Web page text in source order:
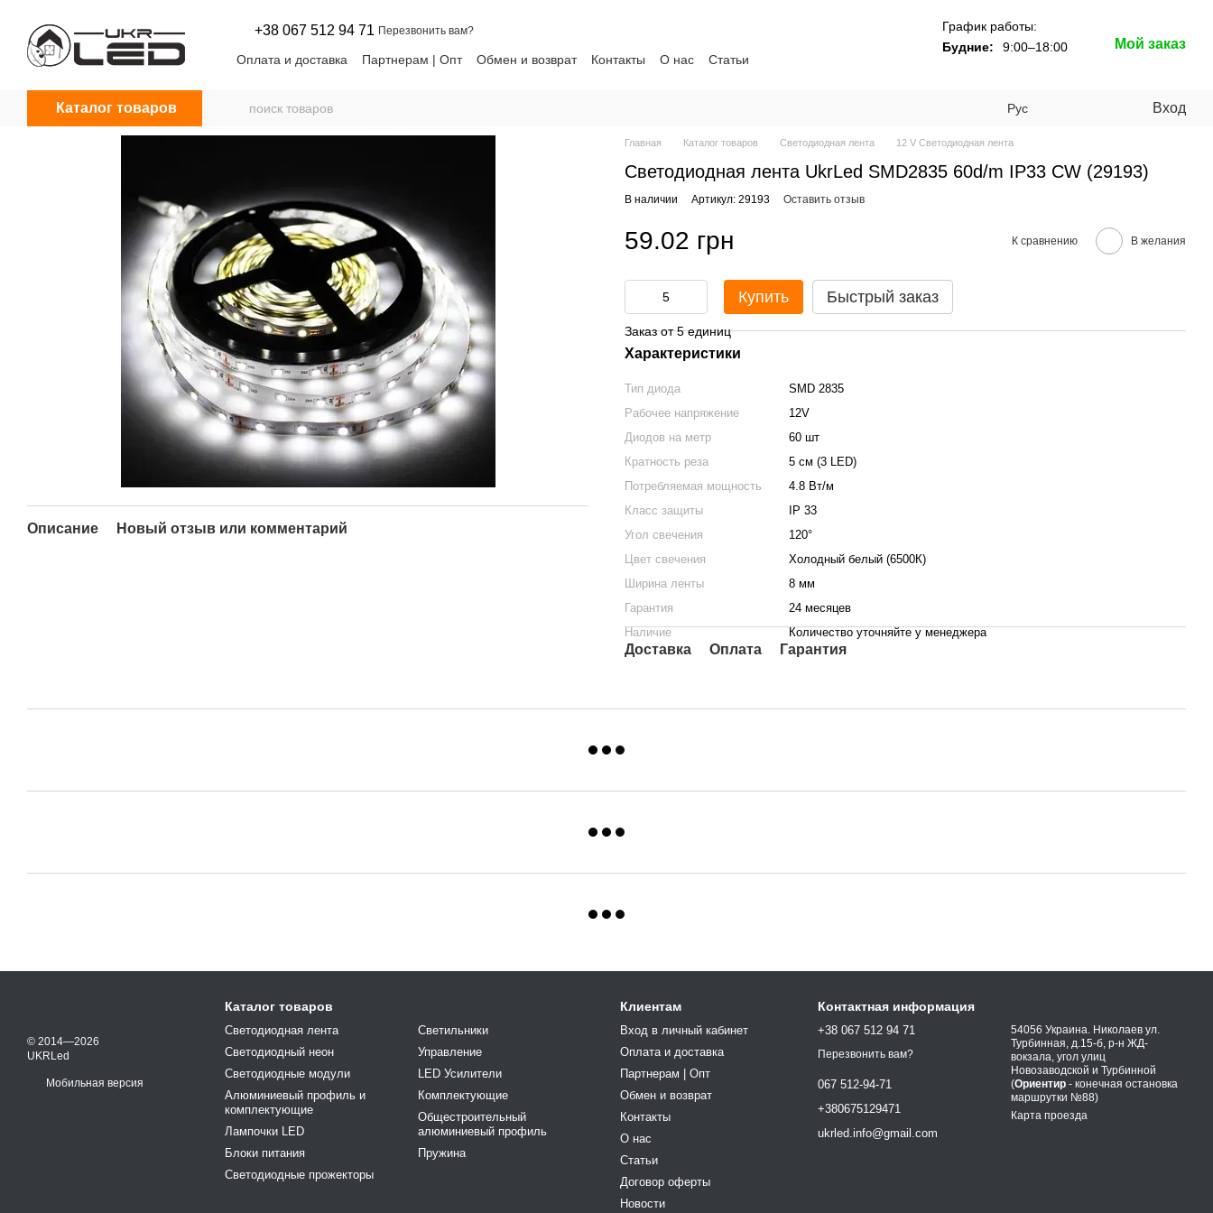
+38 067 512 94 71 Перезвонить вам?
Оплата и доставка Партнерам | Опт Обмен и возврат Контакты О нас
Статьи
График работы:
Будние:
9:00–18:00 Мой заказ
Каталог товаров Рус Вход
Описание Новый отзыв или комментарий
Главная Каталог товаров Светодиодная лента 12 V Светодиодная лента
Светодиодная лента UkrLed SMD2835 60d/m IP33 CW (29193)
В наличии Артикул: 29193 Оставить отзыв
59.02 грн К сравнению В желания
Купить Быстрый заказ
Заказ от 5 единиц
Характеристики
Тип диода
SMD 2835
Рабочее напряжение
12V
Диодов на метр
60 шт
Кратность реза
5 см (3 LED)
Потребляемая мощность
4.8 Вт/м
Класс защиты
IP 33
Угол свечения
120°
Цвет свечения
Холодный белый (6500К)
Ширина ленты
8 мм
Гарантия
24 месяцев
Наличие
Количество уточняйте у менеджера
Доставка Оплата Гарантия
© 2014—2026
UKRLed
Мобильная версия
Каталог товаров
Светодиодная лента
Светодиодный неон
Светодиодные модули
Алюминиевый профиль и
комплектующие
Лампочки LED
Блоки питания
Светодиодные прожекторы
Светильники
Управление
LED Усилители
Комплектующие
Общестроительный
алюминиевый профиль
Пружина
Клиентам
Вход в личный кабинет
Оплата и доставка
Партнерам | Опт
Обмен и возврат
Контакты
О нас
Статьи
Договор оферты
Новости
Контактная информация
+38 067 512 94 71
Перезвонить вам?
067 512-94-71
+380675129471
ukrled.info@gmail.com
54056 Украина. Николаев ул.
Турбинная, д.15-б, р-н ЖД-
вокзала, угол улиц
Новозаводской и Турбинной
(Ориентир - конечная остановка
маршрутки №88)
Карта проезда